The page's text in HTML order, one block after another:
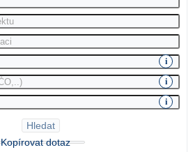
i
i
i
Hledat
Kopírovat dotaz